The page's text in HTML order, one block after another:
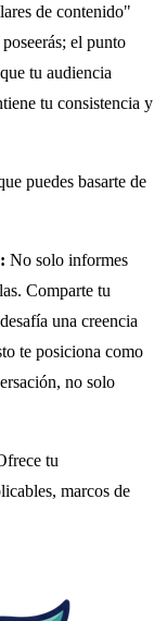
de contenido"
el punto
tu audiencia
tu consistencia y
puedes basarte de
No solo informes
Comparte tu
una creencia
te posiciona como
no solo
tu
marcos de